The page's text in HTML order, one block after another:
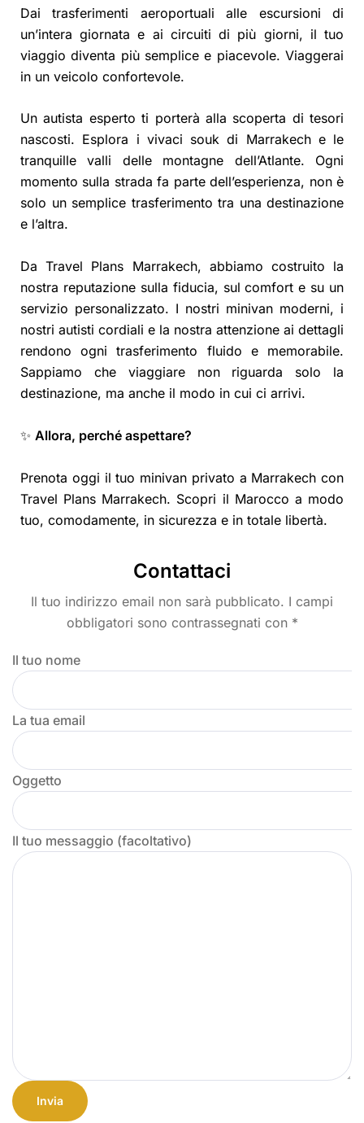
Dai trasferimenti aeroportuali alle escursioni di
un’intera giornata e ai circuiti di più giorni, il tuo
viaggio diventa più semplice e piacevole. Viaggerai
in un veicolo confortevole.
Un autista esperto ti porterà alla scoperta di tesori
nascosti. Esplora i vivaci souk di Marrakech e le
tranquille valli delle montagne dell’Atlante. Ogni
momento sulla strada fa parte dell’esperienza, non è
solo un semplice trasferimento tra una destinazione
e l’altra.
Da Travel Plans Marrakech, abbiamo costruito la
nostra reputazione sulla fiducia, sul comfort e su un
servizio personalizzato. I nostri minivan moderni, i
nostri autisti cordiali e la nostra attenzione ai dettagli
rendono ogni trasferimento fluido e memorabile.
Sappiamo che viaggiare non riguarda solo la
destinazione, ma anche il modo in cui ci arrivi.
✨ Allora, perché aspettare?
Prenota oggi il tuo minivan privato a Marrakech con
Travel Plans Marrakech. Scopri il Marocco a modo
tuo, comodamente, in sicurezza e in totale libertà.
Contattaci
Il tuo indirizzo email non sarà pubblicato. I campi
obbligatori sono contrassegnati con *
Il tuo nome
La tua email
Oggetto
Il tuo messaggio (facoltativo)